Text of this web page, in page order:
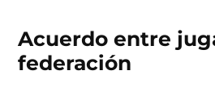
Acuerdo entre
federación